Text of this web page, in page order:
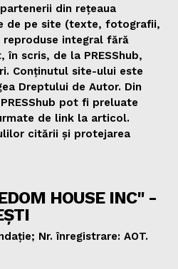
din rețeaua
de pe site (texte, fotografii,
integral fără
scris, de la PRESShub,
Conținutul site-ului este
Dreptului de Autor. Din
pot fi preluate
de link la articol.
citării și protejarea
HOUSE INC" -
Nr. înregistrare: AOT.